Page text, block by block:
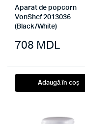
Aparat de popcorn
VonShef 2013036
(Black/White)
708 MDL
Adaugă în coș